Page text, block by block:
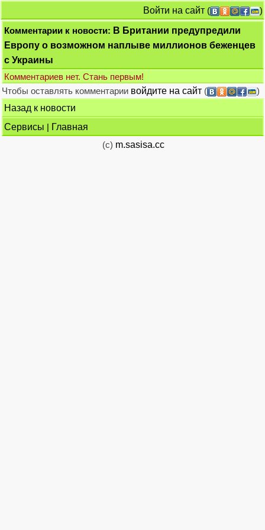
Войти на сайт (
)
Комментарии к новости: В Британии предупредили
Европу о возможном наплыве миллионов беженцев
с Украины
Комментариев нет. Стань первым!
Чтобы оставлять комментарии войдите на сайт (
)
Назад к новости
Сервисы | Главная
(c) m.sasisa.cc